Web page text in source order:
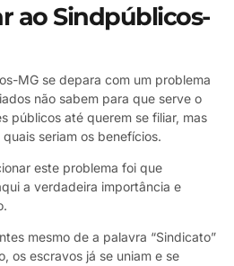
ao Sindpúblicos-
MG se depara com um problema
não sabem para que serve o
públicos até querem se filiar, mas
seriam os benefícios.
este problema foi que
a verdadeira importância e
mesmo de a palavra “Sindicato”
os escravos já se uniam e se